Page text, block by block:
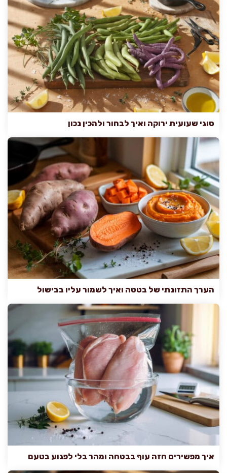
סוגי שעועית ירוקה ואיך לבחור ולהכין נכון
הערך התזונתי של בטטה ואיך לשמור עליו בבישול
איך מפשירים חזה עוף בבטחה ומהר בלי לפגוע בטעם